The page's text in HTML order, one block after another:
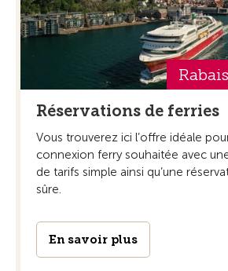
Réservations de ferries
Vous trouverez ici l’offre idéale
connexion ferry souhaitée avec
de tarifs simple ainsi qu’une
sûre.
En savoir plus